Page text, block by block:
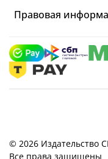
Правовая
© 2026 Издательство
Все права защищены